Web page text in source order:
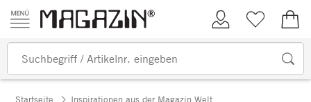
Zum Inhalt springen
Kundenkonto
Merkliste
Startseite
Inspirationen aus der Magazin Welt